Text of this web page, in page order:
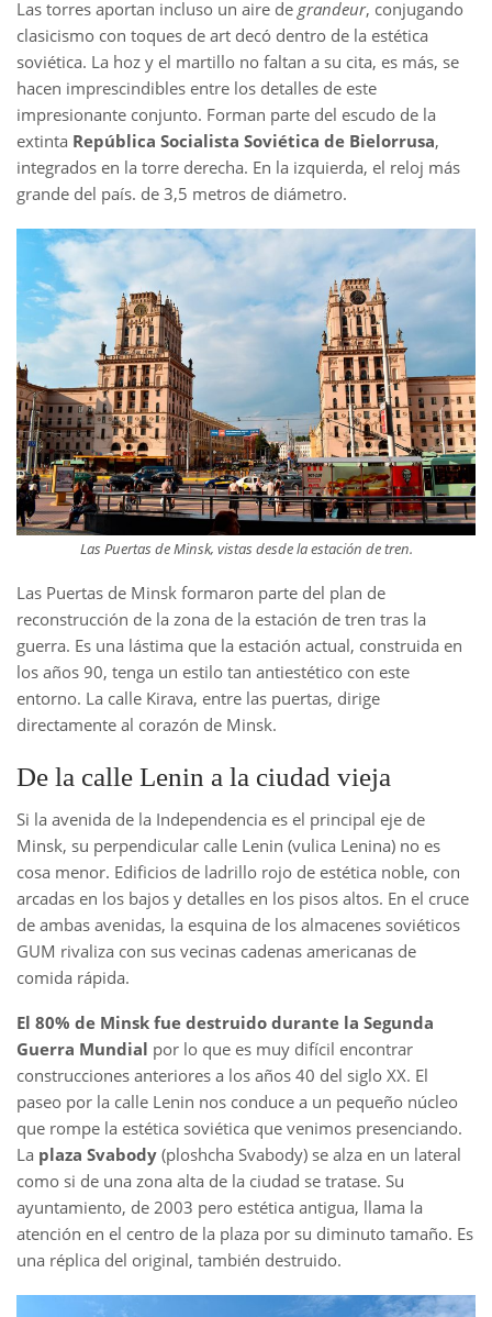
Las torres aportan incluso un aire de grandeur, conjugando
clasicismo con toques de art decó dentro de la estética
soviética. La hoz y el martillo no faltan a su cita, es más, se
hacen imprescindibles entre los detalles de este
impresionante conjunto. Forman parte del escudo de la
extinta República Socialista Soviética de Bielorrusa,
integrados en la torre derecha. En la izquierda, el reloj más
grande del país. de 3,5 metros de diámetro.
Las Puertas de Minsk, vistas desde la estación de tren.
Las Puertas de Minsk formaron parte del plan de
reconstrucción de la zona de la estación de tren tras la
guerra. Es una lástima que la estación actual, construida en
los años 90, tenga un estilo tan antiestético con este
entorno. La calle Kirava, entre las puertas, dirige
directamente al corazón de Minsk.
De la calle Lenin a la ciudad vieja
Si la avenida de la Independencia es el principal eje de
Minsk, su perpendicular calle Lenin (vulica Lenina) no es
cosa menor. Edificios de ladrillo rojo de estética noble, con
arcadas en los bajos y detalles en los pisos altos. En el cruce
de ambas avenidas, la esquina de los almacenes soviéticos
GUM rivaliza con sus vecinas cadenas americanas de
comida rápida.
El 80% de Minsk fue destruido durante la Segunda
Guerra Mundial por lo que es muy difícil encontrar
construcciones anteriores a los años 40 del siglo XX. El
paseo por la calle Lenin nos conduce a un pequeño núcleo
que rompe la estética soviética que venimos presenciando.
La plaza Svabody (ploshcha Svabody) se alza en un lateral
como si de una zona alta de la ciudad se tratase. Su
ayuntamiento, de 2003 pero estética antigua, llama la
atención en el centro de la plaza por su diminuto tamaño. Es
una réplica del original, también destruido.